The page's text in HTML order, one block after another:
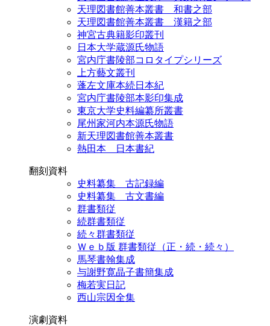
天理図書館善本叢書 和書之部
天理図書館善本叢書 漢籍之部
神宮古典籍影印叢刊
日本大学蔵源氏物語
宮内庁書陵部コロタイプシリーズ
上方藝文叢刊
蓬左文庫本続日本紀
宮内庁書陵部本影印集成
東京大学史料編纂所叢書
尾州家河内本源氏物語
新天理図書館善本叢書
熱田本 日本書紀
翻刻資料
史料纂集 古記録編
史料纂集 古文書編
群書類従
続群書類従
続々群書類従
Ｗｅｂ版 群書類従（正・続・続々）
馬琴書翰集成
与謝野寛晶子書簡集成
梅若実日記
西山宗因全集
演劇資料